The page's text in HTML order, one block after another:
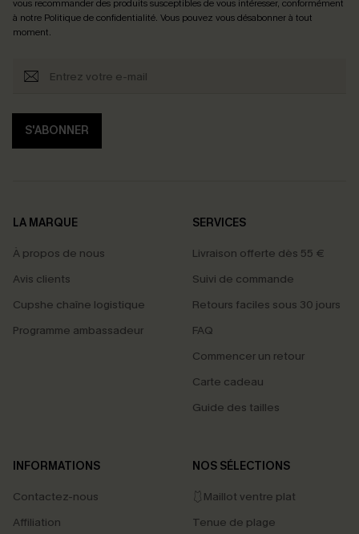
vous recommander des produits susceptibles de vous intéresser, conformément
à notre Politique de confidentialité. Vous pouvez vous désabonner à tout
moment.
S'ABONNER
LA MARQUE
À propos de nous
Avis clients
Cupshe chaîne logistique
Programme ambassadeur
SERVICES
Livraison offerte dès 55 €
Suivi de commande
Retours faciles sous 30 jours
FAQ
Commencer un retour
Carte cadeau
Guide des tailles
INFORMATIONS
Contactez-nous
Affiliation
NOS SÉLECTIONS
🩱Maillot ventre plat
Tenue de plage